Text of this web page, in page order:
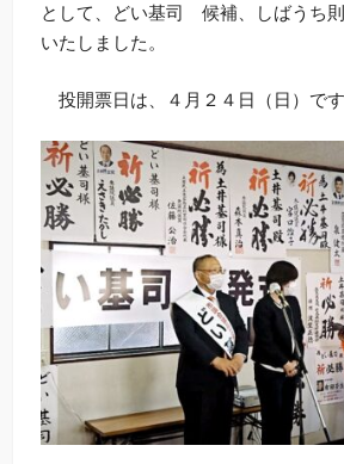
として、どい基司 候補、しばうち
いたしました。
投開票日は、４月２４日（日）です